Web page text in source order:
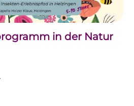
in der Natur